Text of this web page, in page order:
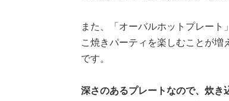
また、「オーバルホットプレー
こ焼きパーティを楽しむことが
です。
深さのあるプレートなので、炊き